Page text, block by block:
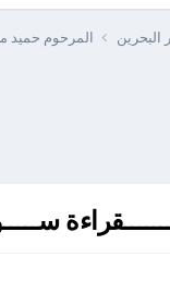
البحرين المرحوم حميد
ســـــورة